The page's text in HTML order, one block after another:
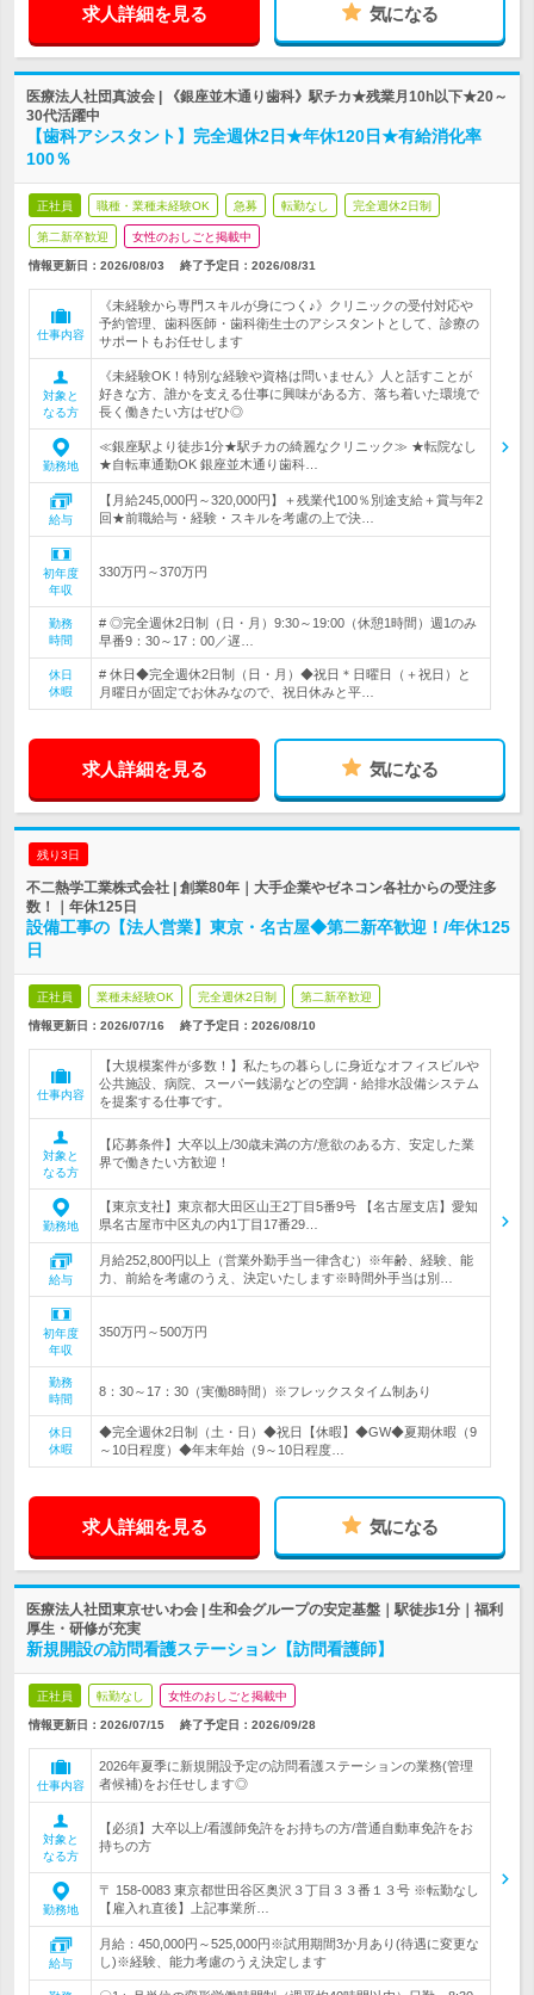
求人詳細を見る 気になる
医療法人社団真波会 | 《銀座並木通り歯科》駅チカ★残業月10h以下★20～
30代活躍中
【歯科アシスタント】完全週休2日★年休120日★有給消化率
100％
正社員 職種・業種未経験OK 急募 転勤なし 完全週休2日制
第二新卒歓迎 女性のおしごと掲載中
情報更新日：2026/08/03 終了予定日： 2026/08/31
仕事内容
《未経験から専門スキルが身につく♪》クリニックの受付対応や
予約管理、歯科医師・歯科衛生士のアシスタントとして、診療の
サポートもお任せします
対象と
なる方
《未経験OK！特別な経験や資格は問いません》人と話すことが
好きな方、誰かを支える仕事に興味がある方、落ち着いた環境で
長く働きたい方はぜひ◎
勤務地
≪銀座駅より徒歩1分★駅チカの綺麗なクリニック≫ ★転院なし
★自転車通勤OK 銀座並木通り歯科…
給与
【月給245,000円～320,000円】＋残業代100％別途支給＋賞与年2
回★前職給与・経験・スキルを考慮の上で決…
初年度
年収
330万円～370万円
勤務
時間
# ◎完全週休2日制（日・月）9:30～19:00（休憩1時間）週1のみ
早番9：30～17：00／遅…
休日
休暇
# 休日◆完全週休2日制（日・月）◆祝日＊日曜日（＋祝日）と
月曜日が固定でお休みなので、祝日休みと平…
求人詳細を見る 気になる
残り3日
不二熱学工業株式会社 | 創業80年｜大手企業やゼネコン各社からの受注多
数！｜年休125日
設備工事の【法人営業】東京・名古屋◆第二新卒歓迎！/年休125
日
正社員 業種未経験OK 完全週休2日制 第二新卒歓迎
情報更新日：2026/07/16 終了予定日： 2026/08/10
仕事内容
【大規模案件が多数！】私たちの暮らしに身近なオフィスビルや
公共施設、病院、スーパー銭湯などの空調・給排水設備システム
を提案する仕事です。
対象と
なる方
【応募条件】大卒以上/30歳未満の方/意欲のある方、安定した業
界で働きたい方歓迎！
勤務地
【東京支社】東京都大田区山王2丁目5番9号 【名古屋支店】愛知
県名古屋市中区丸の内1丁目17番29…
給与
月給252,800円以上（営業外勤手当一律含む）※年齢、経験、能
力、前給を考慮のうえ、決定いたします※時間外手当は別…
初年度
年収
350万円～500万円
勤務
時間
8：30～17：30（実働8時間）※フレックスタイム制あり
休日
休暇
◆完全週休2日制（土・日）◆祝日【休暇】◆GW◆夏期休暇（9
～10日程度）◆年末年始（9～10日程度…
求人詳細を見る 気になる
医療法人社団東京せいわ会 | 生和会グループの安定基盤｜駅徒歩1分｜福利
厚生・研修が充実
新規開設の訪問看護ステーション【訪問看護師】
正社員 転勤なし 女性のおしごと掲載中
情報更新日：2026/07/15 終了予定日： 2026/09/28
仕事内容
2026年夏季に新規開設予定の訪問看護ステーションの業務(管理
者候補)をお任せします◎
対象と
なる方
【必須】大卒以上/看護師免許をお持ちの方/普通自動車免許をお
持ちの方
勤務地
〒 158-0083 東京都世田谷区奥沢３丁目３３番１３号 ※転勤なし
【雇入れ直後】上記事業所…
給与
月給：450,000円～525,000円※試用期間3か月あり(待遇に変更な
し)※経験、能力考慮のうえ決定します